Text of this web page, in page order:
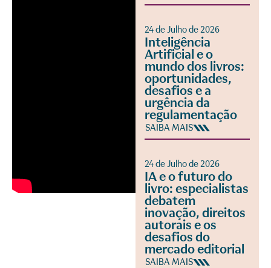
24 de Julho de 2026
Inteligência
Artificial e o
mundo dos livros:
oportunidades,
desafios e a
urgência da
regulamentação
SAIBA MAIS
24 de Julho de 2026
IA e o futuro do
livro: especialistas
debatem
inovação, direitos
autorais e os
desafios do
mercado editorial
SAIBA MAIS